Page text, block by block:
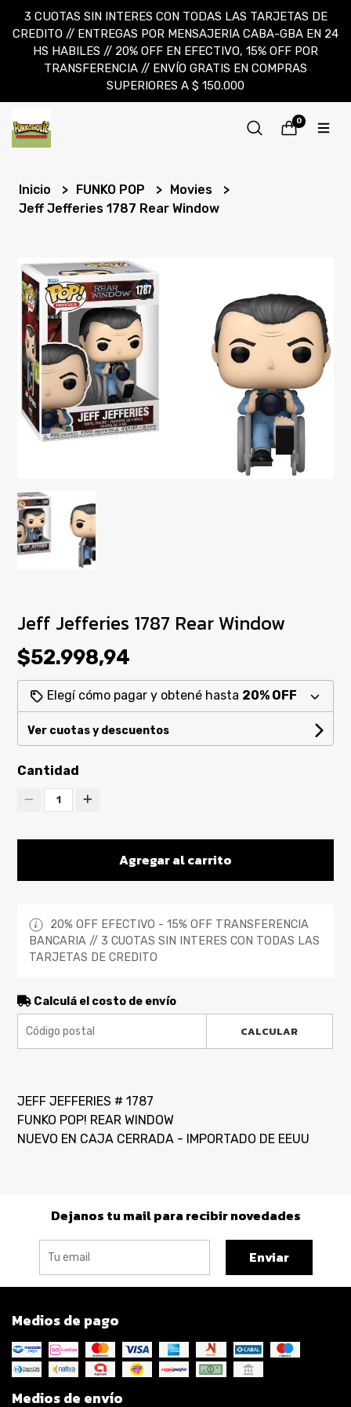
3 CUOTAS SIN INTERES CON TODAS LAS TARJETAS DE
CREDITO // ENTREGAS POR MENSAJERIA CABA-GBA EN 24
HS HABILES // 20% OFF EN EFECTIVO, 15% OFF POR
TRANSFERENCIA // ENVÍO GRATIS EN COMPRAS
SUPERIORES A $ 150.000
0
Inicio FUNKO POP
Movies
Jeff Jefferies 1787 Rear Window
Jeff Jefferies 1787 Rear Window
$52.998,94
Elegí cómo pagar y obtené hasta 20% OFF
Ver cuotas y descuentos
Cantidad
1
Agregar al carrito
20% OFF EFECTIVO - 15% OFF TRANSFERENCIA
BANCARIA // 3 CUOTAS SIN INTERES CON TODAS LAS
TARJETAS DE CREDITO
Calculá el costo de envío
CALCULAR
JEFF JEFFERIES # 1787
FUNKO POP! REAR WINDOW
NUEVO EN CAJA CERRADA - IMPORTADO DE EEUU
Dejanos tu mail para recibir novedades
Enviar
Medios de pago
Medios de envío